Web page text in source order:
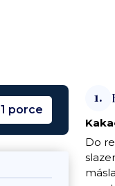
1 porce
1.
Do